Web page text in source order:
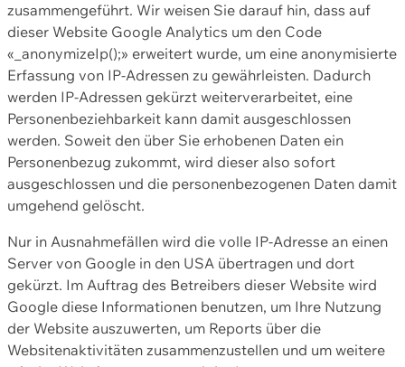
zusammengeführt. Wir weisen Sie darauf hin, dass auf
dieser Website Google Analytics um den Code
«_anonymizeIp();» erweitert wurde, um eine anonymisierte
Erfassung von IP-Adressen zu gewährleisten. Dadurch
werden IP-Adressen gekürzt weiterverarbeitet, eine
Personenbeziehbarkeit kann damit ausgeschlossen
werden. Soweit den über Sie erhobenen Daten ein
Personenbezug zukommt, wird dieser also sofort
ausgeschlossen und die personenbezogenen Daten damit
umgehend gelöscht.
Nur in Ausnahmefällen wird die volle IP-Adresse an einen
Server von Google in den USA übertragen und dort
gekürzt. Im Auftrag des Betreibers dieser Website wird
Google diese Informationen benutzen, um Ihre Nutzung
der Website auszuwerten, um Reports über die
Websitenaktivitäten zusammenzustellen und um weitere